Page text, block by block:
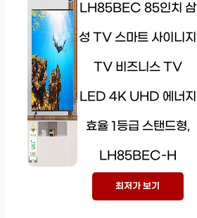
LH85BEC 85인치 삼
성 TV 스마트 사이니지
TV 비즈니스 TV
LED 4K UHD 에너지
효율 1등급 스탠드형,
LH85BEC-H
최저가 보기